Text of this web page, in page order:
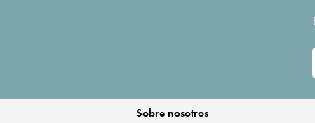
Sobre nosotros